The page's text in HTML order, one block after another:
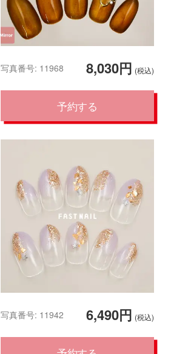
8,030円 (税込)
写真番号: 11968
予約する
6,490円 (税込)
写真番号: 11942